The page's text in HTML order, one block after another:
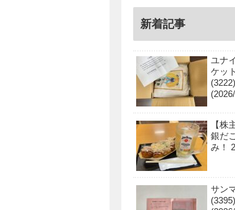
新着記事
ユナ
ケッ
【株
銀だ
み！
サン